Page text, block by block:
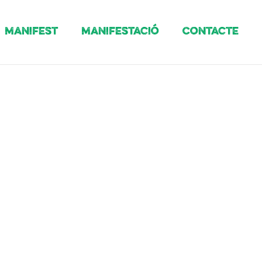
Manifest Manifestació Contacte